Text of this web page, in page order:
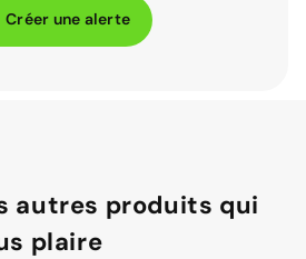
Créer une alerte
autres produits qui
plaire